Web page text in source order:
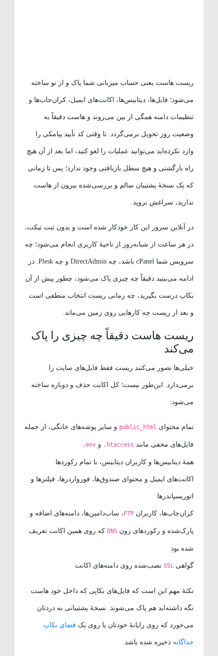
ریست هاست یعنی حساب میزبانی شما پاک و از نو ساخته
می‌شود؛ فایل‌ها، دیتابیس‌ها، اکانت‌های ایمیل، کران‌جاب‌ها و
تنظیمات دامنه همگی از بین می‌روند و هاست دقیقاً به
وضعیت روز تحویل برمی‌گردد. تا وقتی کد تأیید پیامکی را
وارد نکرده‌اید می‌توانید عملیات را لغو کنید، اما بعد از آن هیچ
راه بازگشتی و هیچ سطل بازیافتی وجود ندارد؛ پس تا زمانی
که یک نسخهٔ پشتیبان سالم و بررسی‌شده بیرون از هاست
ندارید، سراغش نروید.
در آنلاین سرور این کار خودکار شده است و بدون ثبت تیکت،
در هر ساعت از شبانه‌روز از ناحیهٔ کاربری انجام می‌شود؛ چه
سرویس شما cPanel باشد، چه DirectAdmin و چه Plesk. در
ادامه می‌بینید دقیقاً چه چیزی پاک می‌شود، چطور پیش از آن
بکاپ درست بگیرید، چه زمانی ریست انتخاب منطقی است
و بعد از ریست چه کارهایی روی زمین می‌ماند.
ریست هاست دقیقاً چه چیزی را پاک
می‌کند
خیلی‌ها تصور می‌کنند ریست فقط فایل‌های سایت را
برمی‌دارد. این‌طور نیست؛ کل اکانت حذف و دوباره ساخته
می‌شود:
تمام محتوای public_htmlو سایر پوشه‌های خانگی، از جمله
فایل‌های مخفی مانند.htaccessو .env
همهٔ دیتابیس‌ها و کاربران دیتابیس، با تمام رکوردها
اکانت‌های ایمیل و محتوای صندوق‌ها، فورواردرها، فیلترها و
اتوریسپاندرها
کران‌جاب‌ها، کاربران FTP، ساب‌دامین‌ها، دامنه‌های اضافه و
پارک‌شده و رکوردهای زونDNSکه روی همین اکانت تعریف
شده بود
گواهیSSLنصب‌شده روی دامنه‌های اکانت
نکتهٔ مهم این است که فایل‌های بکاپی که داخل خود هاست
نگه داشته‌اید هم پاک می‌شوند. نسخهٔ پشتیبانی به دردتان
می‌خورد که روی رایانهٔ خودتان یا روی یکفضای بکاپ
جداگانهذخیره شده باشد.